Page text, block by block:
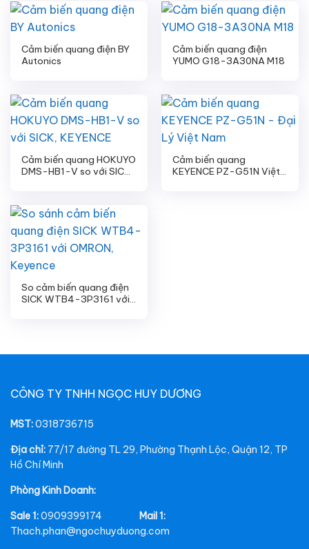
Cảm biến quang điện BY
Autonics
Cảm biến quang điện
YUMO G18-3A30NA M18
Cảm biến quang HOKUYO
DMS-HB1-V so với SICK,
Cảm biến quang
KEYENCE PZ-G51N Việt
So cảm biến quang điện
SICK WTB4-3P3161 với
CÔNG TY TNHH NGỌC HUY DƯƠNG
MST:0318736715
Địa chỉ: 77/17 đường TL 29, Phường Thạnh Lộc, Quận 12, TP
Hồ Chí Minh
Phòng Kinh Doanh:
Sale 1:0909399174 Mail 1:
Thach.phan@ngochuyduong.com